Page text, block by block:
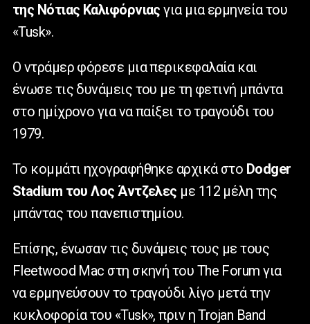
της Νότιας Καλιφόρνιας για μια ερμηνεία του
«Tusk».
Ο ντράμερ φόρεσε μια περικεφαλαία και
ένωσε τις δυνάμεις του με τη φετινή μπάντα
στο ημίχρονο για να παίξει το τραγούδι του
1979.
Το κομμάτι ηχογραφήθηκε αρχικά στο Dodger
Stadium του Λος Άντζελες με 112 μέλη της
μπάντας του πανεπιστημίου.
Επίσης, ένωσαν τις δυνάμεις τους με τους
Fleetwood Mac στη σκηνή του The Forum για
να ερμηνεύσουν το τραγούδι λίγο μετά την
κυκλοφορία του «Tusk», πριν η Trojan Band